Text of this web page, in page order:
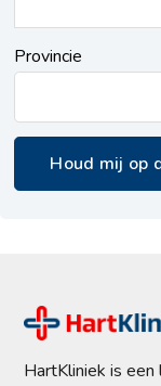
Provincie
HartKliniek is